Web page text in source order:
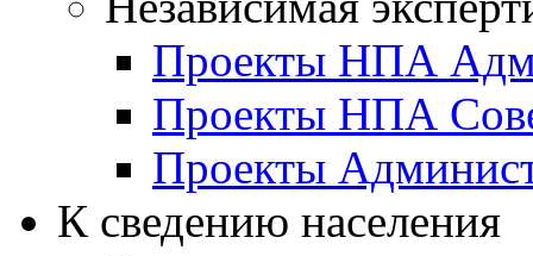
Проекты НПА
Проекты НПА
Проекты
К сведению населения